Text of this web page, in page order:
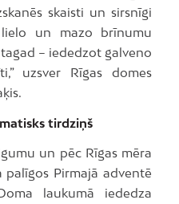
skaisti un sirsnīgi
lielo un mazo brīnumu
– iededzot galveno
uzsver Rīgas domes
tirdziņš
un pēc Rīgas mēra
Pirmajā adventē
laukumā iededza